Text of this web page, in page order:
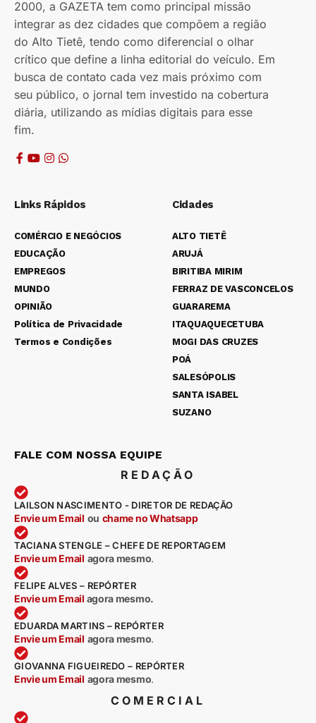
2000, a GAZETA tem como principal missão
integrar as dez cidades que compõem a região
do Alto Tietê, tendo como diferencial o olhar
crítico que define a linha editorial do veículo. Em
busca de contato cada vez mais próximo com
seu público, o jornal tem investido na cobertura
diária, utilizando as mídias digitais para esse
fim.
Links Rápidos
COMÉRCIO E NEGÓCIOS
EDUCAÇÃO
EMPREGOS
MUNDO
OPINIÃO
Política de Privacidade
Termos e Condições
Cidades
ALTO TIETÊ
ARUJÁ
BIRITIBA MIRIM
FERRAZ DE VASCONCELOS
GUARAREMA
ITAQUAQUECETUBA
MOGI DAS CRUZES
POÁ
SALESÓPOLIS
SANTA ISABEL
SUZANO
FALE COM NOSSA EQUIPE
REDAÇÃO
LAILSON NASCIMENTO - DIRETOR DE REDAÇÃO
Envie um Email ou chame no Whatsapp
TACIANA STENGLE – CHEFE DE REPORTAGEM
Envie um Email agora mesmo.
FELIPE ALVES – REPÓRTER
Envie um Email agora mesmo.
EDUARDA MARTINS – REPÓRTER
Envie um Email agora mesmo.
GIOVANNA FIGUEIREDO – REPÓRTER
Envie um Email agora mesmo.
COMERCIAL